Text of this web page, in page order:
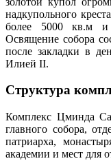
надкупольного
более 5000 кв.м и
Освящение собора
после закладки в
Илией II.
Структура
Комплекс Цминда
главного собора,
патриарха,
академии и мест для